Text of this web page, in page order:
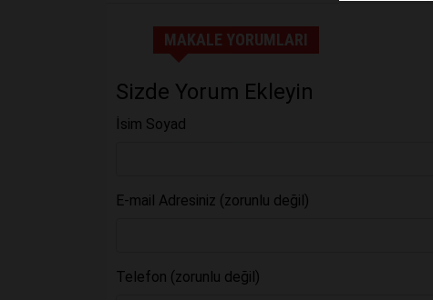
MAKALE YORUMLARI
Sizde Yorum Ekleyin
İsim Soyad
E-mail Adresiniz (zorunlu değil)
Telefon (zorunlu değil)